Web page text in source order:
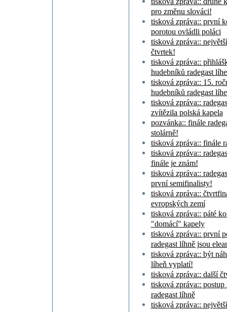
pro změnu slováci!
tisková zpráva:: první
porotou ovládli poláci
tisková zpráva::
čtvrtek!
tisková zpráva::
hudebníků radegast
tisková zpráva:: 15.
hudebníků radegast
tisková zpráva::
zvítězila polská kapela
pozvánka:: finále
stolárně!
tisková zpráva:: finále
tisková zpráva::
finále je znám!
tisková zpráva::
první semifinalisty!
tisková zpráva::
evropských zemí
tisková zpráva:: páté
"domácí" kapely
tisková zpráva:: první
radegast líhně jsou
tisková zpráva:: být
líheň vyplatí!
tisková zpráva:: další
tisková zpráva::
radegast líhně
tisková zpráva::